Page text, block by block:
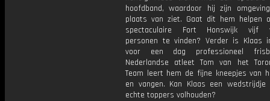
hoofdband, waardoor hij zijn
plaats van ziet. Gaat dit hem helpen
spectaculaire Fort Honswijk vijf
personen te vinden? Verder is Klaas
voor een dag professioneel
Nederlandse atleet Tom van het
Team leert hem de fijne kneepjes van
en vangen. Kan Klaas een
echte toppers volhouden?